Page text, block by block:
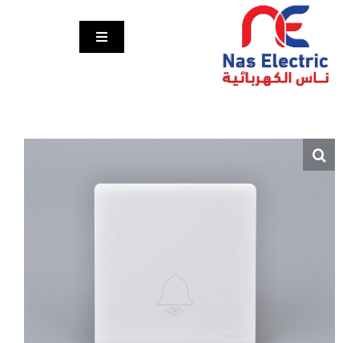
content
Toggle
Navigation